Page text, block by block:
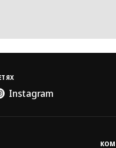
Instagram